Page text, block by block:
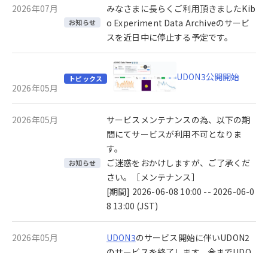
2026年07月
お知らせ
みなさまに長らくご利用頂きましたKib
o Experiment Data Archiveのサービ
スを近日中に停止する予定です。
2026年05月
トピックス UDON3公開開始
2026年05月
お知らせ
サービスメンテナンスの為、以下の期
間にてサービスが利用不可となりま
す。
ご迷惑をおかけしますが、ご了承くだ
さい。［メンテナンス］
[期間] 2026-06-08 10:00 -- 2026-06-0
8 13:00 (JST)
2026年05月 UDON3のサービス開始に伴いUDON2